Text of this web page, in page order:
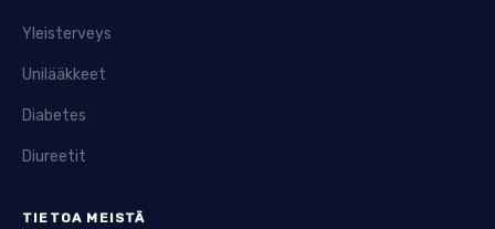
Yleisterveys
Unilääkkeet
Diabetes
Diureetit
TIETOA MEISTÄ